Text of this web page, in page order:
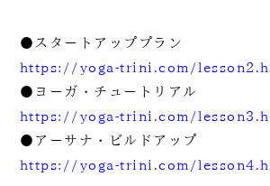
●スタートアッププラン
https://yoga-trini.com/
●ヨーガ・チュートリアル
https://yoga-trini.com/
●アーサナ・ビルドアップ
https://yoga-trini.com/